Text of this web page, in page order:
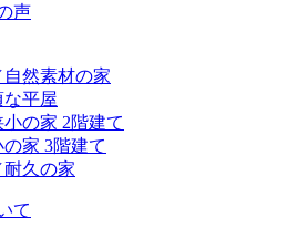
声
然素材の家
な平屋
の家 2階建て
家 3階建て
久の家
て